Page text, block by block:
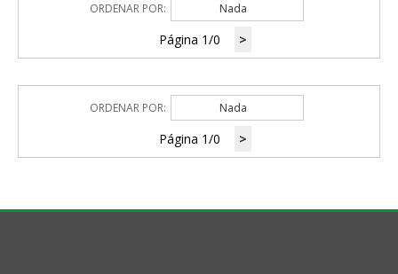
ORDENAR POR: Nada
Página 1/0 >
ORDENAR POR: Nada
Página 1/0 >